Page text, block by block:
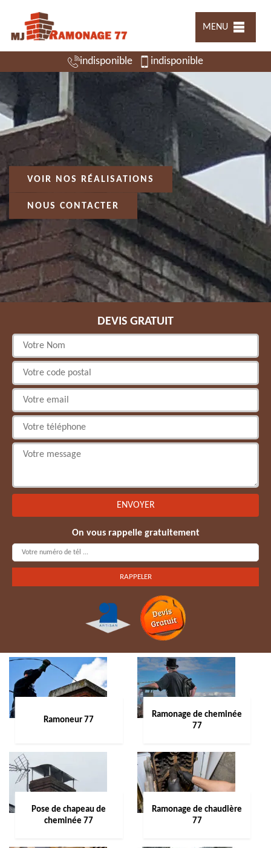
MENU
indisponible indisponible
VOIR NOS RÉALISATIONS
NOUS CONTACTER
DEVIS GRATUIT
On vous rappelle gratuitement
Ramoneur 77
Ramonage de cheminée
77
Pose de chapeau de
cheminée 77
Ramonage de chaudière
77